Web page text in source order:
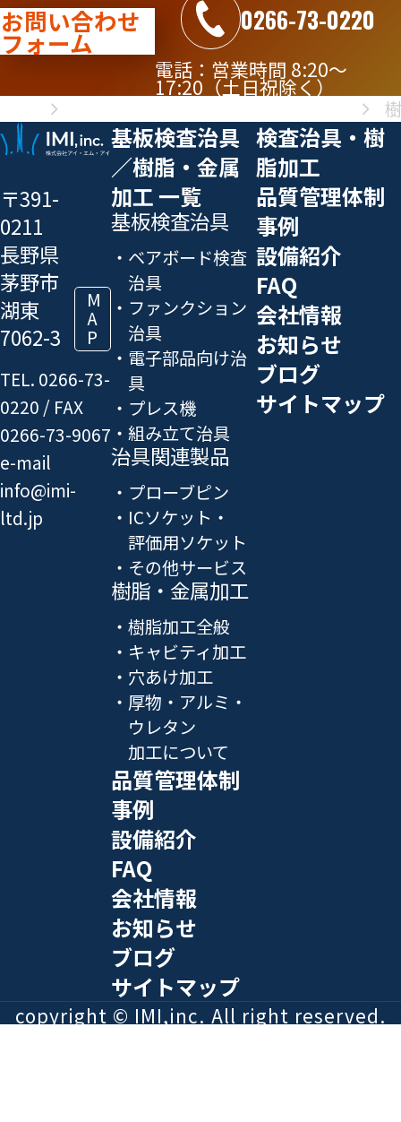
お問い合わせ
フォーム
0266-73-0220
電話：営業時間 8:20～
17:20（土日祝除く）
〒391-
0211
長野県
茅野市
湖東
7062-3
M
A
P
TEL. 0266-73-
0220 / FAX
0266-73-9067
e-mail
info@imi-
ltd.jp
基板検査治具
／樹脂・金属
加工 一覧
基板検査治具
ベアボード検査
治具
ファンクション
治具
電子部品向け治
具
プレス機
組み立て治具
治具関連製品
プローブピン
ICソケット・
評価用ソケット
その他サービス
樹脂・金属加工
樹脂加工全般
キャビティ加工
穴あけ加工
厚物・アルミ・
ウレタン
加工について
品質管理体制
事例
設備紹介
FAQ
会社情報
お知らせ
ブログ
サイトマップ
検査治具・樹
脂加工
品質管理体制
事例
設備紹介
FAQ
会社情報
お知らせ
ブログ
サイトマップ
copyright © IMI,inc. All right reserved.